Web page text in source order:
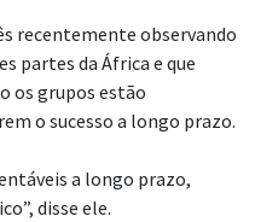
recentemente observando
partes da África e que
os grupos estão
o sucesso a longo prazo.
a longo prazo,
disse ele.